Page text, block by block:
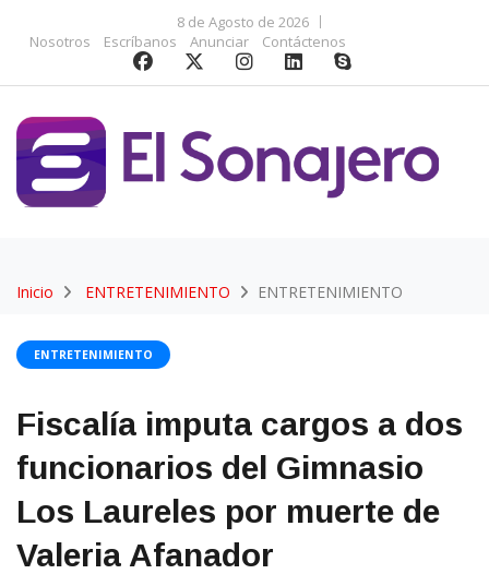
8 de Agosto de 2026
Nosotros
Escríbanos Anunciar Contáctenos
Inicio ENTRETENIMIENTO ENTRETENIMIENTO
ENTRETENIMIENTO
Fiscalía imputa cargos a dos
funcionarios del Gimnasio
Los Laureles por muerte de
Valeria Afanador